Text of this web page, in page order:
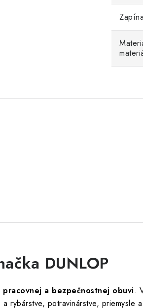
DUNLOP
pracovnej a bezpečnostnej obuvi.
potravinárstve, priemysle